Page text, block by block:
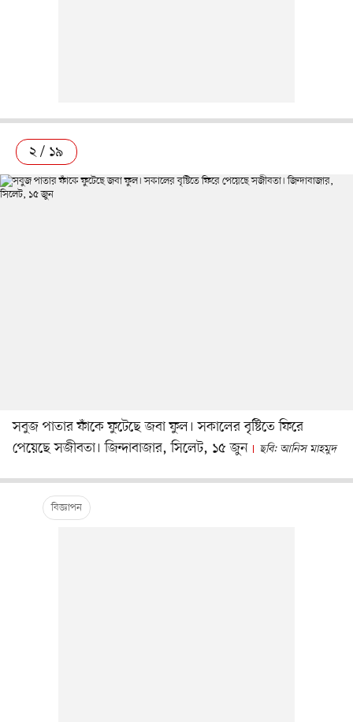
২ / ১৯
সবুজ পাতার ফাঁকে ফুটেছে জবা ফুল। সকালের বৃষ্টিতে ফিরে
পেয়েছে সজীবতা। জিন্দাবাজার, সিলেট, ১৫ জুন
ছবি: আনিস মাহমুদ